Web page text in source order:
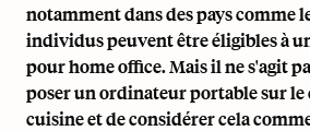
notamment dans des pays comme
individus peuvent être éligibles à
pour home office. Mais il ne s'agit
poser un ordinateur portable sur
cuisine et de considérer cela